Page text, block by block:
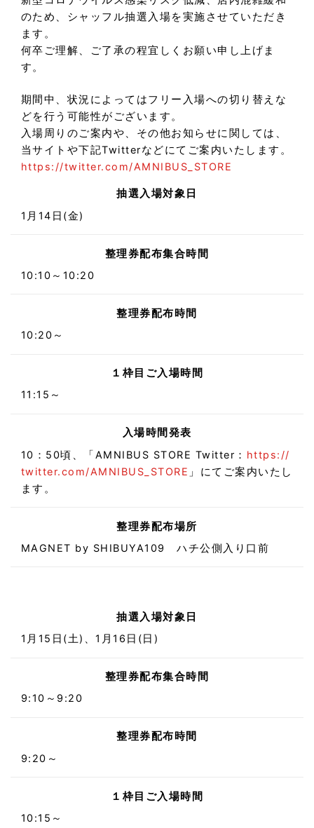
のため、シャッフル抽選入場を実施させていただき
ます。
何卒ご理解、ご了承の程宜しくお願い申し上げま
す。
期間中、状況によってはフリー入場への切り替えな
どを行う可能性がございます。
入場周りのご案内や、その他お知らせに関しては、
当サイトや下記Twitterなどにてご案内いたします。
https://twitter.com/AMNIBUS_STORE
抽選入場対象日
1月14日(金)
整理券配布集合時間
10:10～10:20
整理券配布時間
10:20～
１枠目ご入場時間
11:15～
入場時間発表
10：50頃、「AMNIBUS STORE Twitter： https://
twitter.com/AMNIBUS_STORE 」にてご案内いたし
ます。
整理券配布場所
MAGNET by SHIBUYA109 ハチ公側入り口前
抽選入場対象日
1月15日(土)、1月16日(日)
整理券配布集合時間
9:10～9:20
整理券配布時間
9:20～
１枠目ご入場時間
10:15～